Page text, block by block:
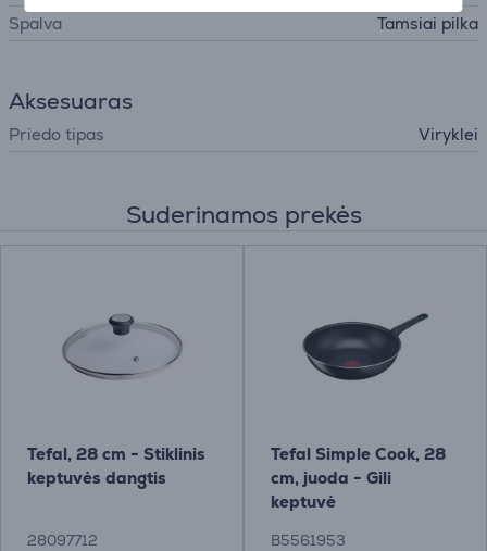
Spalva
Tamsiai pilka
Aksesuaras
Priedo tipas Viryklei
Suderinamos prekės
Tefal, 28 cm - Stiklinis
keptuvės dangtis
28097712
Tefal Simple Cook, 28
cm, juoda - Gili
keptuvė
B5561953